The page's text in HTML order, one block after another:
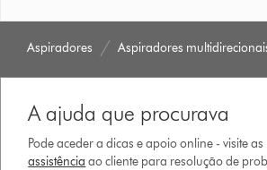
Aspiradores Aspiradores
A ajuda que procurava
Pode aceder a dicas e apoio online - visite as
assistência ao cliente para resolução de